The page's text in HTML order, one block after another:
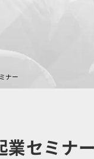
ナー
業セミナー